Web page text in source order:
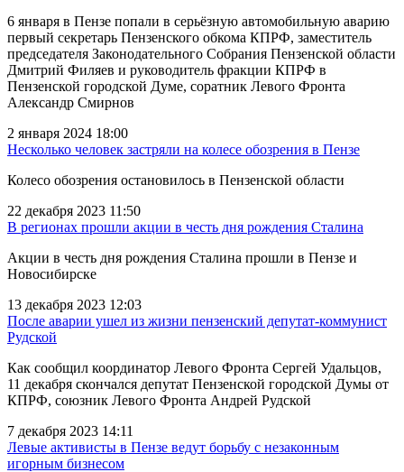
6 января в Пензе попали в серьёзную автомобильную аварию
первый секретарь Пензенского обкома КПРФ, заместитель
председателя Законодательного Собрания Пензенской области
Дмитрий Филяев и руководитель фракции КПРФ в
Пензенской городской Думе, соратник Левого Фронта
Александр Смирнов
2 января 2024 18:00
Несколько человек застряли на колесе обозрения в Пензе
Колесо обозрения остановилось в Пензенской области
22 декабря 2023 11:50
В регионах прошли акции в честь дня рождения Сталина
Акции в честь дня рождения Сталина прошли в Пензе и
Новосибирске
13 декабря 2023 12:03
После аварии ушел из жизни пензенский депутат-коммунист
Рудской
Как сообщил координатор Левого Фронта Сергей Удальцов,
11 декабря скончался депутат Пензенской городской Думы от
КПРФ, союзник Левого Фронта Андрей Рудской
7 декабря 2023 14:11
Левые активисты в Пензе ведут борьбу с незаконным
игорным бизнесом